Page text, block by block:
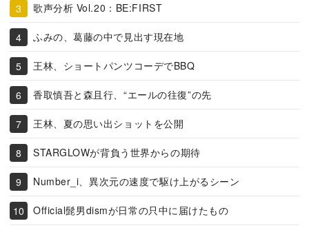
歌声分析 Vol.20：BE:FIRST
ふみの、葛藤の中で見出す現在地
王林、ショートパンツコーデでBBQ
香取慎吾と森且行、“エールの往復”の先
王林、夏の思い出ショットを公開
STARGLOWが背負う世界からの期待
Number_i、異次元の速度で駆け上がるシーン
Official髭男dismが日常の只中に届けたもの